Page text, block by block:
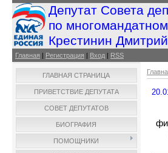
Депутат Совета
по
Крестинин
Главная | Регистрация | Вход | RSS
ГЛАВНАЯ СТРАНИЦА
ПРИВЕТСТВИЕ ДЕПУТАТА
СОВЕТ ДЕПУТАТОВ
БИОГРАФИЯ
ПОМОЩНИКИ